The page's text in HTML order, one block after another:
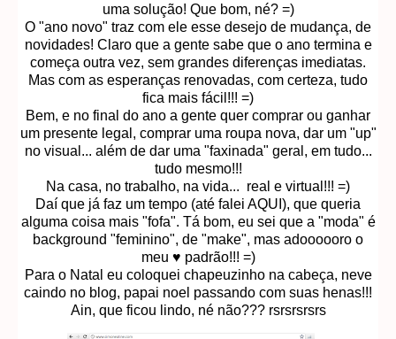
uma solução! Que bom, né? =)
O "ano novo" traz com ele esse desejo de mudança, de
novidades! Claro que a gente sabe que o ano termina e
começa outra vez, sem grandes diferenças imediatas.
Mas com as esperanças renovadas, com certeza, tudo
fica mais fácil!!! =)
Bem, e no final do ano a gente quer comprar ou ganhar
um presente legal, comprar uma roupa nova, dar um "up"
no visual... além de dar uma "faxinada" geral, em tudo...
tudo mesmo!!!
Na casa, no trabalho, na vida... real e virtual!!! =)
Daí que já faz um tempo (até falei AQUI), que queria
alguma coisa mais "fofa". Tá bom, eu sei que a "moda" é
background "feminino", de "make", mas adoooooro o
meu ♥ padrão!!! =)
Para o Natal eu coloquei chapeuzinho na cabeça, neve
caindo no blog, papai noel passando com suas henas!!!
Ain, que ficou lindo, né não??? rsrsrsrsrs